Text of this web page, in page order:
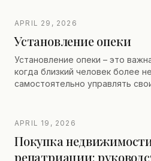
внимательно относиться к
возможностям перепродажи в
Статья подчеркивает важность
юридического сопровождения
собственников на протяжении
APRIL 29, 2026
Установление опеки
Установление опеки – это
когда близкий человек более
самостоятельно управлять
медицинские, финансовые и
достоинство и волю. Данная
контролируемая семейным
APRIL 19, 2026
Покупка
репатриации: